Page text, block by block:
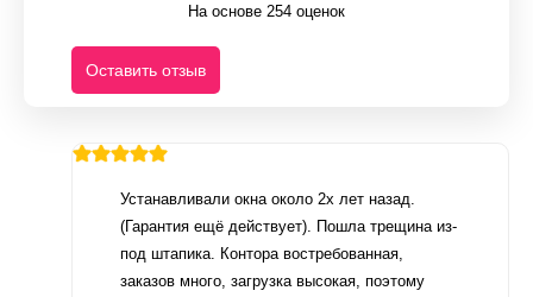
На основе 254 оценок
Оставить отзыв
Устанавливали окна около 2х лет назад.
(Гарантия ещё действует). Пошла трещина из-
под штапика. Контора востребованная,
заказов много, загрузка высокая, поэтому